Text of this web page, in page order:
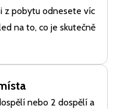
z pobytu odnesete víc
na to, co je skutečně
nebo 2 dospělí a